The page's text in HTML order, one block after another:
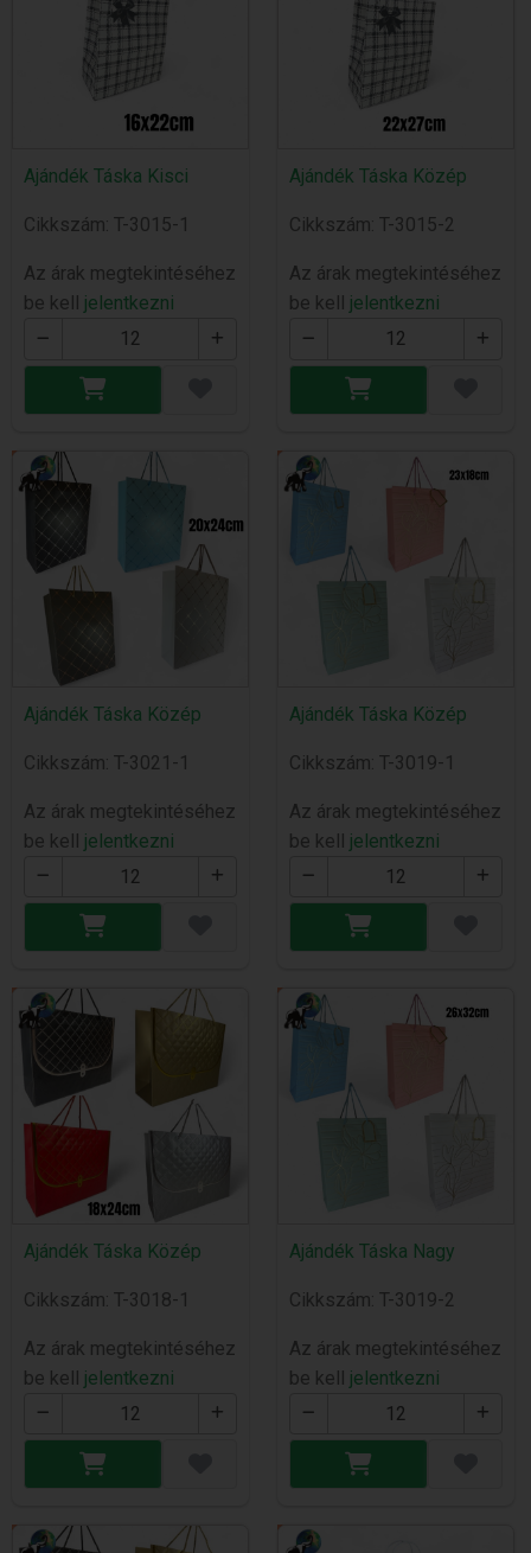
Ajándék Táska Kisci
Cikkszám: T-3015-1
Az árak megtekintéséhez
be kell jelentkezni
Ajándék Táska Közép
Cikkszám: T-3015-2
Az árak megtekintéséhez
be kell jelentkezni
Ajándék Táska Közép
Cikkszám: T-3021-1
Az árak megtekintéséhez
be kell jelentkezni
Ajándék Táska Közép
Cikkszám: T-3019-1
Az árak megtekintéséhez
be kell jelentkezni
Ajándék Táska Közép
Cikkszám: T-3018-1
Az árak megtekintéséhez
be kell jelentkezni
Ajándék Táska Nagy
Cikkszám: T-3019-2
Az árak megtekintéséhez
be kell jelentkezni